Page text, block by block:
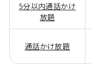
5分以内通話かけ
放題
通話かけ放題